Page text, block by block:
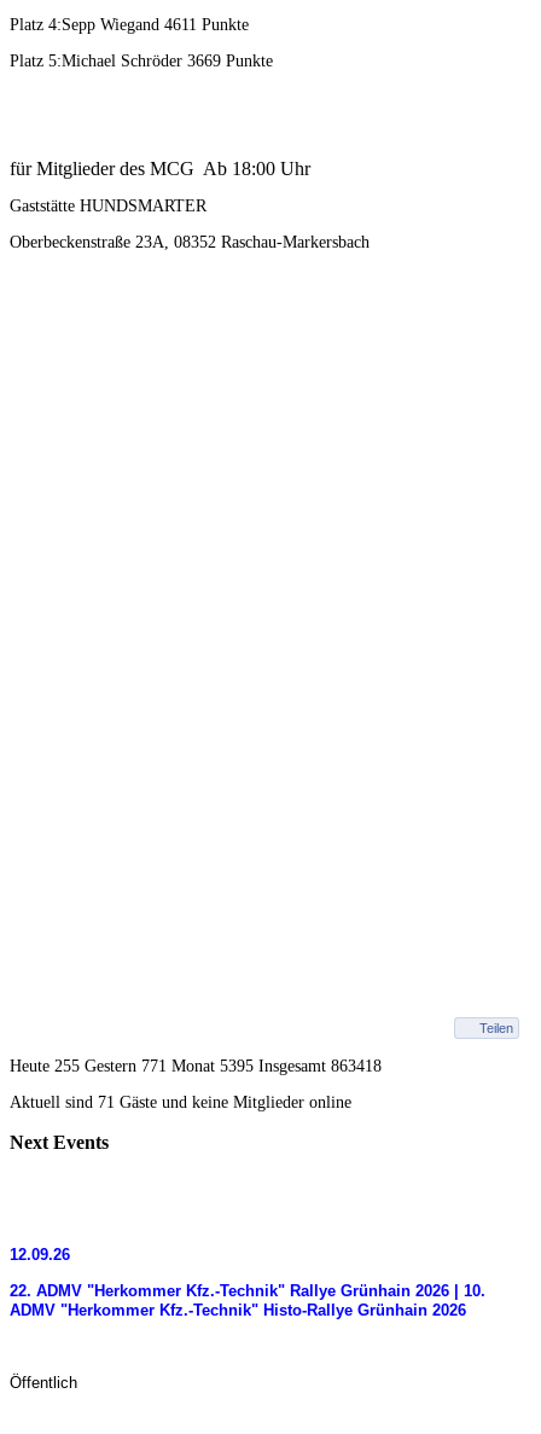
Platz 4:Sepp Wiegand 4611 Punkte
Platz 5:Michael Schröder 3669 Punkte
für Mitglieder des MCG Ab 18:00 Uhr
Gaststätte HUNDSMARTER
Oberbeckenstraße 23A, 08352 Raschau-Markersbach
Teilen
Heute 255 Gestern 771 Monat 5395 Insgesamt 863418
Aktuell sind 71 Gäste und keine Mitglieder online
Next Events
12.09.26
22. ADMV "Herkommer Kfz.-Technik" Rallye Grünhain 2026 | 10.
ADMV "Herkommer Kfz.-Technik" Histo-Rallye Grünhain 2026
Öffentlich